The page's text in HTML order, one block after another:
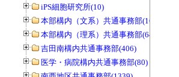
iPS細胞研究所(10)
本部構内（文系）共通事務部(165)
本部構内（理系）共通事務部(646)
吉田南構内共通事務部(406)
医学・病院構内共通事務部(80)